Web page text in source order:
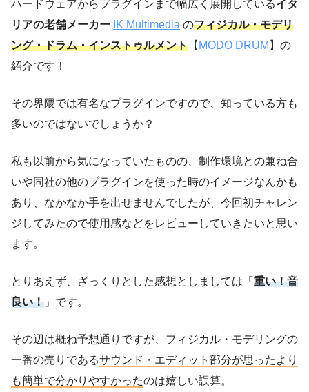
ハードウェアからプラグインまで幅広く展開しているイタ
リアの老舗メーカー IK Multimedia のフィジカル・モデリ
ング・ドラム・インストゥルメント 【 MODO DRUM 】の
紹介です！
その界隈では有名なプラグインですので、知っている方も
多いのではないでしょうか？
私も以前から気になっていたものの、制作環境との兼ね合
いや同社の他のプラグインを使った時のイメージなんかも
あり、なかなか手を出せませんでしたが、今回初チャレン
ジしてみたので使用感などをレビューしていきたいと思い
ます。
とりあえず、ざっくりとした感想としましては「 重い！音
良い！ 」です。
その辺は概ね予想通りですが、フィジカル・モデリングの
一番の売りであるサウンド・エディット部分が思ったより
も簡単で分かりやすかったのは嬉しい誤算。